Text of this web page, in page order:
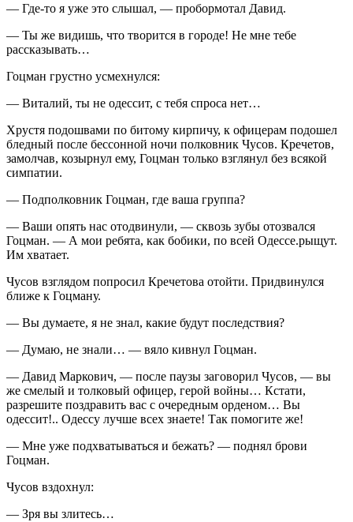
— Где-то я уже это слышал, — пробормотал Давид.
— Ты же видишь, что творится в городе! Не мне тебе
рассказывать…
Гоцман грустно усмехнулся:
— Виталий, ты не одессит, с тебя спроса нет…
Хрустя подошвами по битому кирпичу, к офицерам подошел
бледный после бессонной ночи полковник Чусов. Кречетов,
замолчав, козырнул ему, Гоцман только взглянул без всякой
симпатии.
— Подполковник Гоцман, где ваша группа?
— Ваши опять нас отодвинули, — сквозь зубы отозвался
Гоцман. — А мои ребята, как бобики, по всей Одессе.рыщут.
Им хватает.
Чусов взглядом попросил Кречетова отойти. Придвинулся
ближе к Гоцману.
— Вы думаете, я не знал, какие будут последствия?
— Думаю, не знали… — вяло кивнул Гоцман.
— Давид Маркович, — после паузы заговорил Чусов, — вы
же смелый и толковый офицер, герой войны… Кстати,
разрешите поздравить вас с очередным орденом… Вы
одессит!.. Одессу лучше всех знаете! Так помогите же!
— Мне уже подхватываться и бежать? — поднял брови
Гоцман.
Чусов вздохнул:
— Зря вы злитесь…